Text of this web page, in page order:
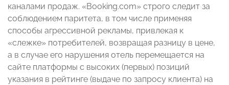
каналами продаж. «Booking.com» строго следит за
соблюдением паритета, в том числе применяя
способы агрессивной рекламы, привлекая к
«слежке» потребителей, возвращая разницу в цене,
а в случае его нарушения отель перемещается на
сайте платформы с высоких (первых) позиций
указания в рейтинге (выдаче по запросу клиента) на